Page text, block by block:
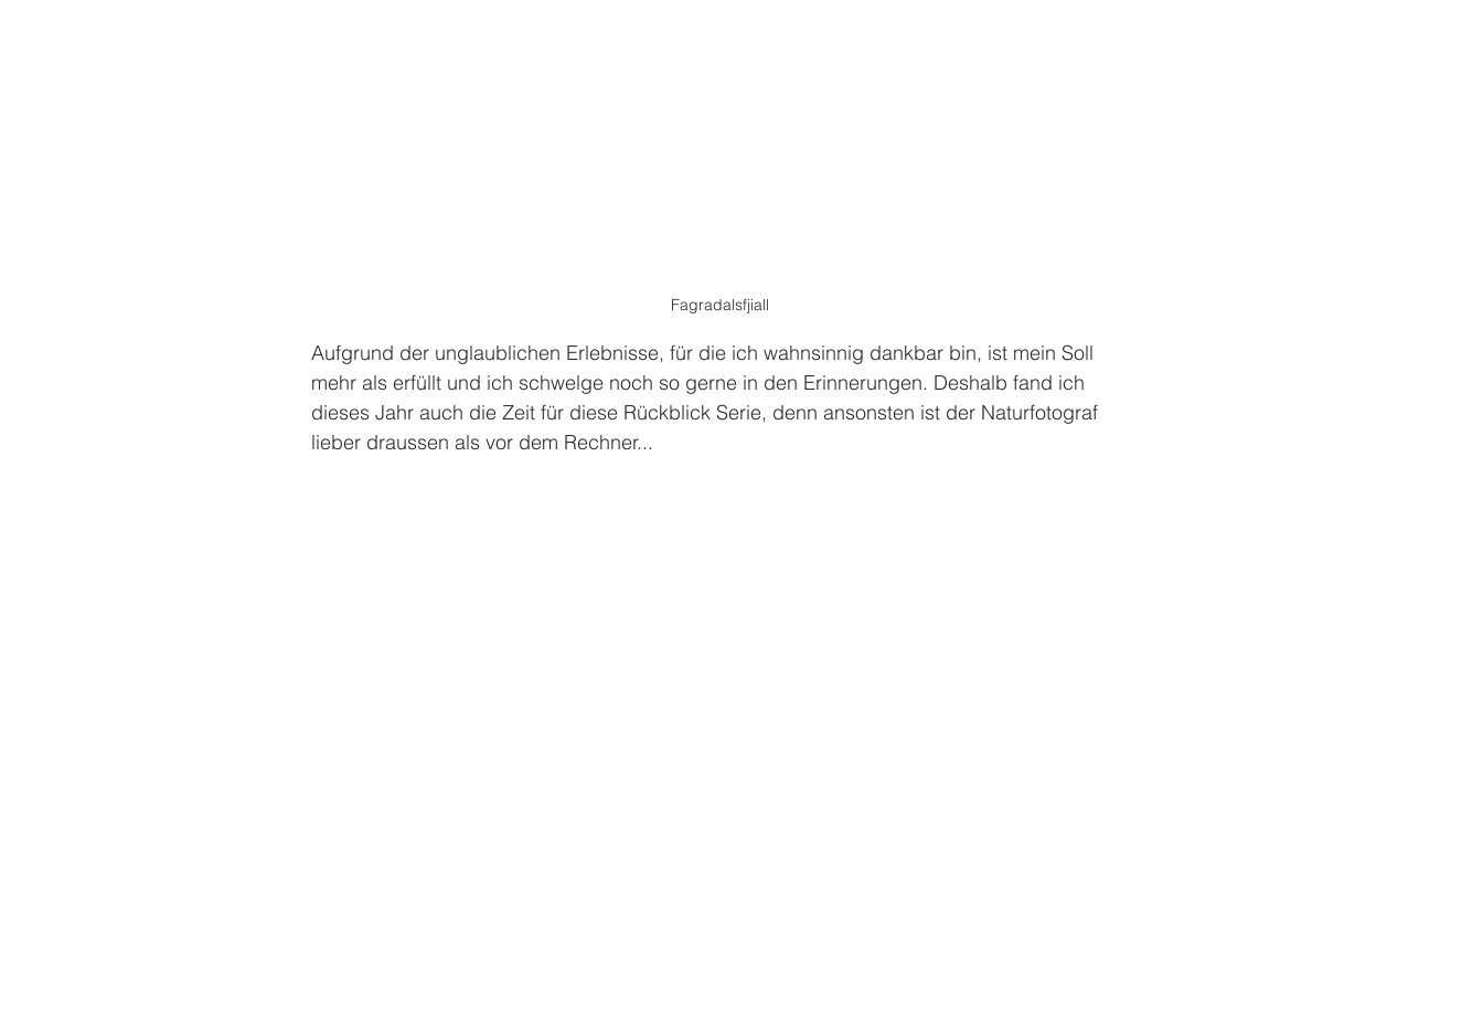
Fagradalsfjiall
Aufgrund der unglaublichen Erlebnisse, für die ich wahnsinnig dankbar bin, ist mein Soll
mehr als erfüllt und ich schwelge noch so gerne in den Erinnerungen. Deshalb fand ich
dieses Jahr auch die Zeit für diese Rückblick Serie, denn ansonsten ist der Naturfotograf
lieber draussen als vor dem Rechner...